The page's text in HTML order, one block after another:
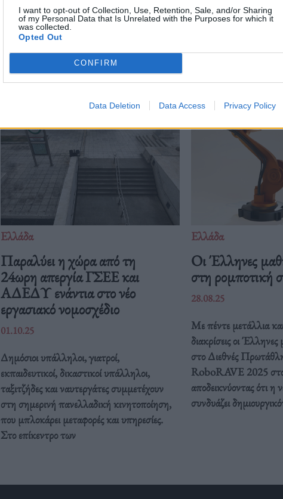
I want to opt-out of Collection, Use, Retention, Sale, and/or Sharing
of my Personal Data that Is Unrelated with the Purposes for which it
was collected.
Opted Out
CONFIRM
Data Deletion Data Access Privacy Policy
Δείτε επίσης
Ελλάδα
Παραλύει η χώρα από τη
24ωρη απεργία ΓΣΕΕ και
ΑΔΕΔΥ ενάντια στο νέο
εργασιακό νομοσχέδιο
01.10.25
Δημόσιοι υπάλληλοι, γιατροί,
εκπαιδευτικοί, δικαστικοί υπάλληλοι,
ταξιτζήδες και ναυτεργάτες συμμετέχουν
στη σημερινή πανελλαδική κινητοποίηση,
που μπλοκάρει μεταφορές και υπηρεσίες.
Στο επίκεντρο των
Ελλάδα
Οι Έλληνες
στη ρομποτική
28.08.25
Με πέντε μετάλλια
διακρίσεις οι
στο Διεθνές
RoboRAVE 2025
αποδεικνύοντας ότι η
συνδυάζει